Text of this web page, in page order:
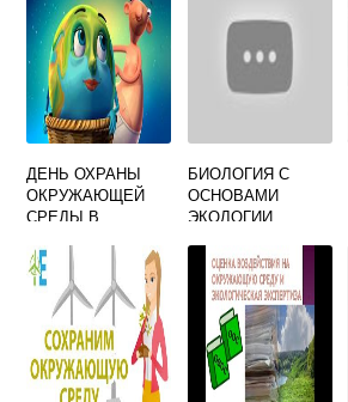
ДЕНЬ ОХРАНЫ
ОКРУЖАЮЩЕЙ
СРЕДЫ В
БИОЛОГИЯ С
ОСНОВАМИ
ЭКОЛОГИИ